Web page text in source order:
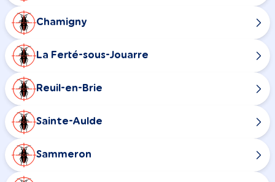
Chamigny
La Ferté-sous-Jouarre
Reuil-en-Brie
Sainte-Aulde
Sammeron